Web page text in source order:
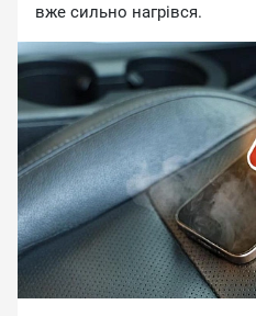
вже сильно нагрівся.